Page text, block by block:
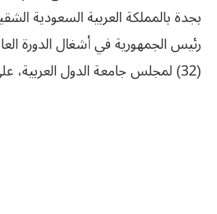
بجدة بالمملكة العربية السعودية
رئيس الجمهورية في أشغال الدورة
(32) لمجلس جامعة الدول العربية، على مستوى القمة”.